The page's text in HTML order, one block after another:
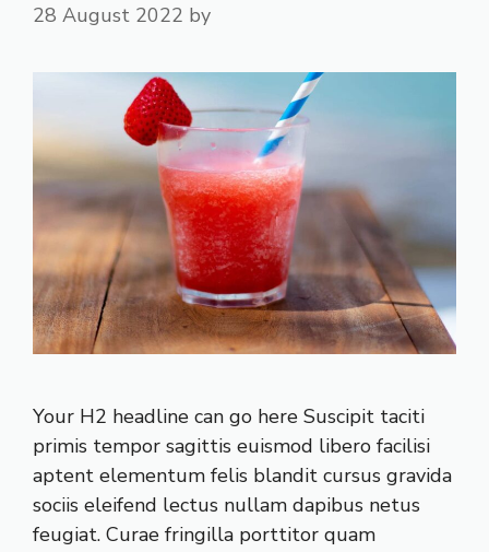
28 August 2022 by
Your H2 headline can go here Suscipit taciti
primis tempor sagittis euismod libero facilisi
aptent elementum felis blandit cursus gravida
sociis eleifend lectus nullam dapibus netus
feugiat. Curae fringilla porttitor quam